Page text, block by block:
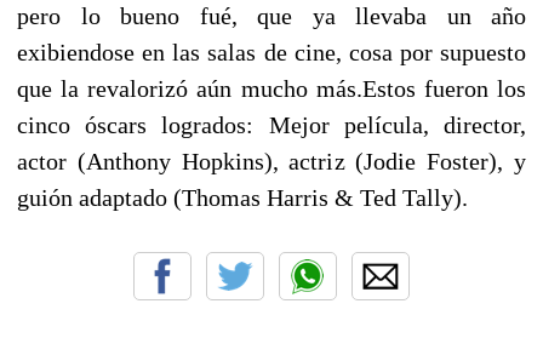
pero lo bueno fué, que ya llevaba un año
exibiendose en las salas de cine, cosa por supuesto
que la revalorizó aún mucho más.Estos fueron los
cinco óscars logrados: Mejor película, director,
actor (Anthony Hopkins), actriz (Jodie Foster), y
guión adaptado (Thomas Harris & Ted Tally).